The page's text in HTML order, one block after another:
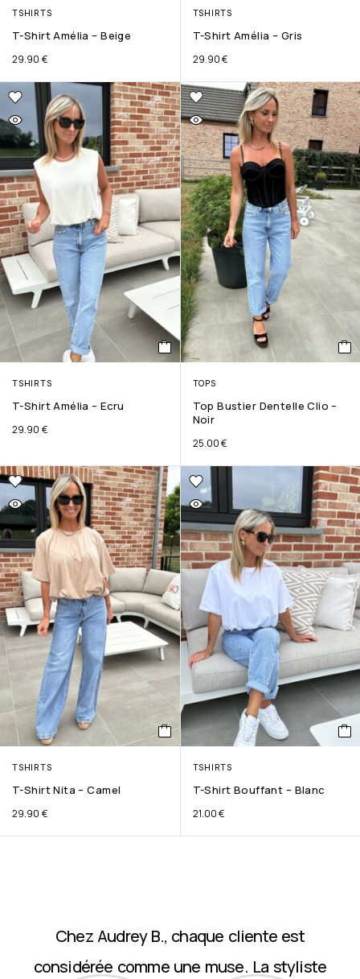
TSHIRTS
T-Shirt Amélia – Beige
29.90 €
TSHIRTS
T-Shirt Amélia – Gris
29.90€
TSHIRTS
T-Shirt Amélia – Ecru
29.90 €
TOPS
Top Bustier Dentelle Clio –
Noir
25.00€
TSHIRTS
T-Shirt Nita – Camel
29.90 €
TSHIRTS
T-Shirt Bouffant – Blanc
21.00€
Chez Audrey B., chaque cliente est
considérée comme une muse. La styliste